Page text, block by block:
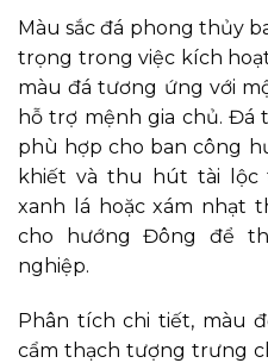
Màu sắc đá phong thủy
trọng trong việc kích
màu đá tương ứng với
hỗ trợ mệnh gia chủ. Đá
phù hợp cho ban công
khiết và thu hút tài lộc
xanh lá hoặc xám nhạt
cho hướng Đông để
nghiệp.
Phân tích chi tiết, màu
cẩm thạch tượng trưng